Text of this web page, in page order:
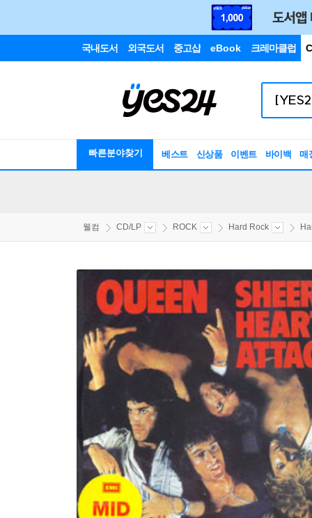
국내도서 외국도서 중고샵 eBook 크레마클럽
빠른분야찾기 베스트 신상품 이벤트 바이백 매
웰컴 CD/LP ROCK Hard Rock